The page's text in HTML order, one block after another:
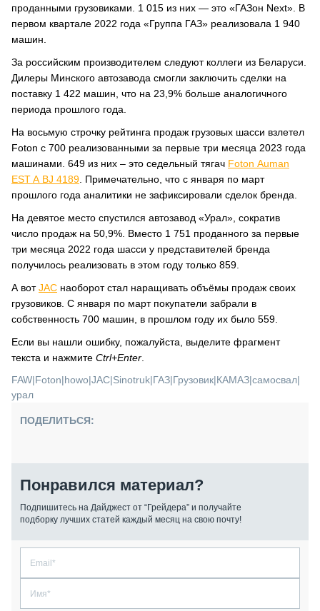
проданными грузовиками. 1 015 из них — это «ГАЗон Next». В
первом квартале 2022 года «Группа ГАЗ» реализовала 1 940
машин.
За российским производителем следуют коллеги из Беларуси.
Дилеры Минского автозавода смогли заключить сделки на
поставку 1 422 машин, что на 23,9% больше аналогичного
периода прошлого года.
На восьмую строчку рейтинга продаж грузовых шасси взлетел
Foton c 700 реализованными за первые три месяца 2023 года
машинами. 649 из них – это седельный тягач Foton Auman
EST A BJ 4189 . Примечательно, что с января по март
прошлого года аналитики не зафиксировали сделок бренда.
На девятое место спустился автозавод «Урал», сократив
число продаж на 50,9%. Вместо 1 751 проданного за первые
три месяца 2022 года шасси у представителей бренда
получилось реализовать в этом году только 859.
А вотJAC наоборот стал наращивать объёмы продаж своих
грузовиков. С января по март покупатели забрали в
собственность 700 машин, в прошлом году их было 559.
Если вы нашли ошибку, пожалуйста, выделите фрагмент
текста и нажмите Ctrl+Enter
FAW|Foton|howo|JAC|Sinotruk|ГАЗ|Грузовик|КАМАЗ|самосвал|
урал
ПОДЕЛИТЬСЯ:
Понравился материал?
Подпишитесь на Дайджест от “Грейдера” и получайте
подборку лучших статей каждый месяц на свою почту!